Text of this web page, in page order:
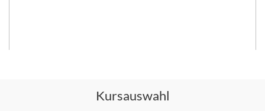
Kursauswahl